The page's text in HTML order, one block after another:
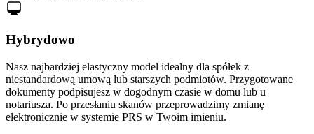
Hybrydowo
Nasz najbardziej elastyczny model idealny dla spółek z
niestandardową umową lub starszych podmiotów. Przygotowane
dokumenty podpisujesz w dogodnym czasie w domu lub u
notariusza. Po przesłaniu skanów przeprowadzimy zmianę
elektronicznie w systemie PRS w Twoim imieniu.